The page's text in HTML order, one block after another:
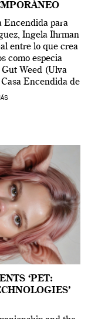
Encendida para
Ingela Ihrman
entre lo que crea
como especia
Weed (Ulva
Encendida de
[…]
‘PET: